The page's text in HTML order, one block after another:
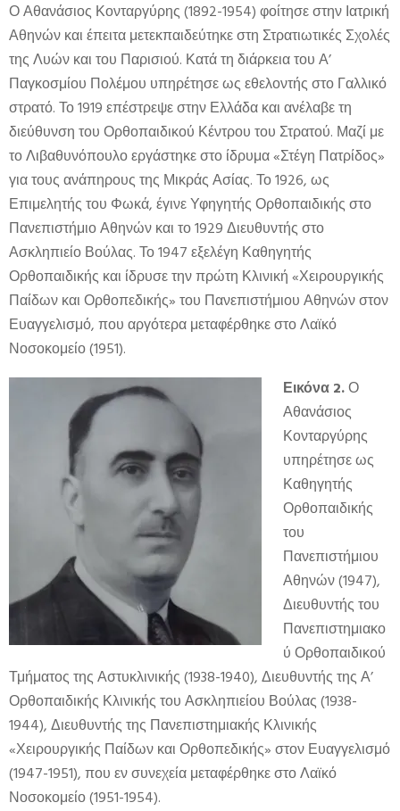
Ο Αθανάσιος Κονταργύρης (1892-1954) φοίτησε στην Ιατρική
Αθηνών και έπειτα μετεκπαιδεύτηκε στη Στρατιωτικές Σχολές
της Λυών και του Παρισιού. Κατά τη διάρκεια του Α’
Παγκοσμίου Πολέμου υπηρέτησε ως εθελοντής στο Γαλλικό
στρατό. Το 1919 επέστρεψε στην Ελλάδα και ανέλαβε τη
διεύθυνση του Ορθοπαιδικού Κέντρου του Στρατού. Μαζί με
το Λιβαθυνόπουλο εργάστηκε στο ίδρυμα «Στέγη Πατρίδος»
για τους ανάπηρους της Μικράς Ασίας. Το 1926, ως
Επιμελητής του Φωκά, έγινε Υφηγητής Ορθοπαιδικής στο
Πανεπιστήμιο Αθηνών και το 1929 Διευθυντής στο
Ασκληπιείο Βούλας. Το 1947 εξελέγη Καθηγητής
Ορθοπαιδικής και ίδρυσε την πρώτη Κλινική «Χειρουργικής
Παίδων και Ορθοπεδικής» του Πανεπιστήμιου Αθηνών στον
Ευαγγελισμό, που αργότερα μεταφέρθηκε στο Λαϊκό
Νοσοκομείο (1951).
Εικόνα 2.Ο
Αθανάσιος
Κονταργύρης
υπηρέτησε ως
Καθηγητής
Ορθοπαιδικής
του
Πανεπιστήμιου
Αθηνών (1947),
Διευθυντής του
Πανεπιστημιακο
ύ Ορθοπαιδικού
Τμήματος της Αστυκλινικής (1938-1940), Διευθυντής της Α’
Ορθοπαιδικής Κλινικής του Ασκληπιείου Βούλας (1938-
1944), Διευθυντής της Πανεπιστημιακής Κλινικής
«Χειρουργικής Παίδων και Ορθοπεδικής» στον Ευαγγελισμό
(1947-1951), που εν συνεχεία μεταφέρθηκε στο Λαϊκό
Νοσοκομείο (1951-1954).